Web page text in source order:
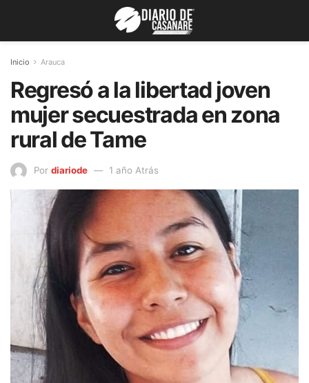
Inicio Arauca
Regresó a la libertad joven
mujer secuestrada en zona
rural de Tame
Por diariode 1 año Atrás